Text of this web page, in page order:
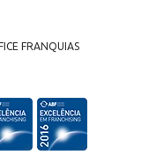
FRANQUIAS